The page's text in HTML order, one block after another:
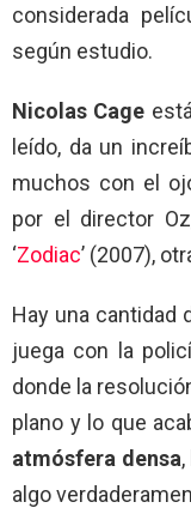
considerada
según estudio.
Nicolas Cage
leído, da un
muchos con el
por el director
‘Zodiac’ (2007),
Hay una cantidad
juega con la
donde la
plano y lo que
atmósfera densa
algo